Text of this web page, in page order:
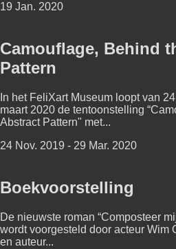
19 Jan. 2020
Camouflage, Behind
Pattern
In het FeliXart Museum loopt van
maart 2020 de tentoonstelling
Abstract Pattern" met...
24 Nov. 2019 - 29 Mar. 2020
Boekvoorstelling
De nieuwste roman “Composteer
wordt voorgesteld door acteur Wim
en auteur...